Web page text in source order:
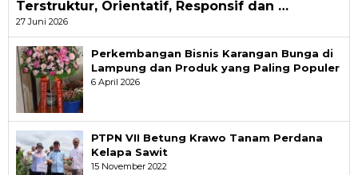
Terstruktur, Orientatif, Responsif dan …
27 Juni 2026
Perkembangan Bisnis Karangan Bunga di
Lampung dan Produk yang Paling Populer
6 April 2026
PTPN VII Betung Krawo Tanam Perdana
Kelapa Sawit
15 November 2022